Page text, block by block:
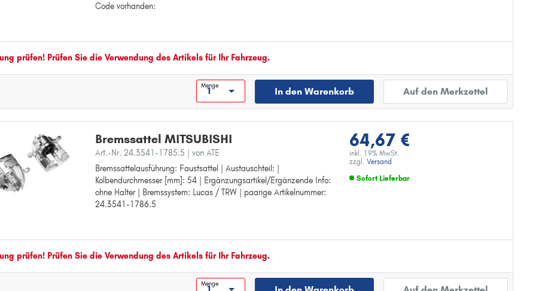
OUTLANDER
P
PAJERO PININ
S
SPACE RUNNER
SPACE STAR
SPACE WAGON
Code vorhanden:
Ergänzungsartikel/Ergänzende Info: ohne Halter
MAPP-Code vorhanden:
prüfen! Prüfen Sie die Verwendung des Artikels für Ihr Fahrzeug.
Menge
In den Warenkorb Auf den Merkzettel
64,67 €
inkl. 19% MwSt.
zzgl. Versand
Sofort Lieferbar
Bremssattel MITSUBISHI
Art.-Nr. 24.3541-1785.5
| von ATE
Bremssattelausführung: Faustsattel | Austauschteil: |
Kolbendurchmesser [mm]: 54 | Ergänzungsartikel/Ergänzende Info:
ohne Halter | Bremssystem: Lucas / TRW | paarige Artikelnummer:
24.3541-1786.5
Bremssattelausführung: Faustsattel
Austauschteil:
Kolbendurchmesser [mm]: 54
Ergänzungsartikel/Ergänzende Info: ohne Halter
prüfen! Prüfen Sie die Verwendung des Artikels für Ihr Fahrzeug.
Menge